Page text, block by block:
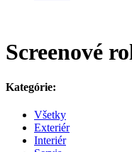
Screenové
Kategórie:
Všetky
Exteriér
Interiér